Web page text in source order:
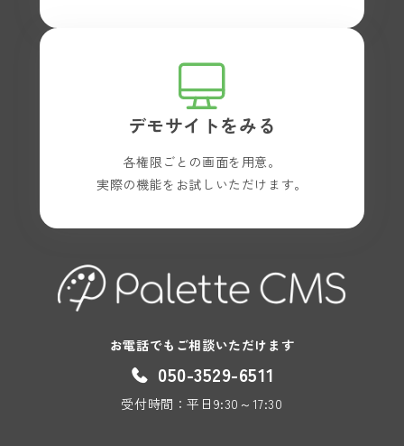
デモサイトをみる
各権限ごとの画面を用意。
実際の機能をお試しいただけます。
お電話でもご相談いただけます
050-3529-6511
受付時間：平日9:30～17:30